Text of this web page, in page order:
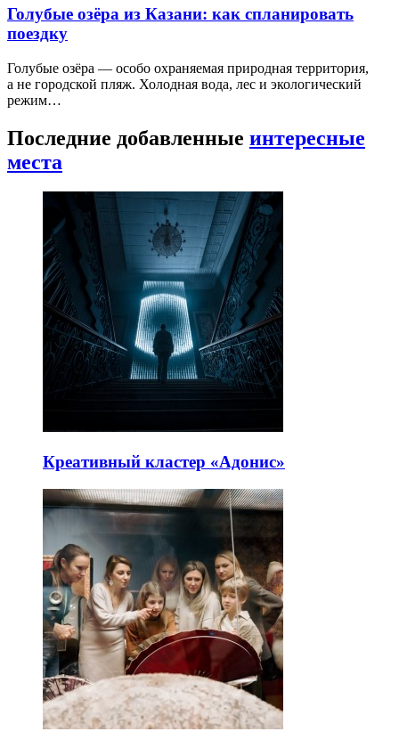
Голубые озёра из Казани: как спланировать
поездку
Голубые озёра — особо охраняемая природная территория,
а не городской пляж. Холодная вода, лес и экологический
режим…
Последние добавленные интересные
места
Креативный кластер «Адонис»